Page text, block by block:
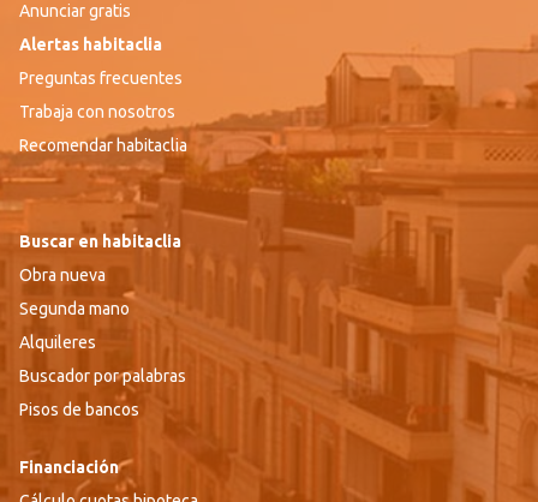
Anunciar gratis
Alertas habitaclia
Preguntas frecuentes
Trabaja con nosotros
Recomendar habitaclia
Buscar en habitaclia
Obra nueva
Segunda mano
Alquileres
Buscador por palabras
Pisos de bancos
Financiación